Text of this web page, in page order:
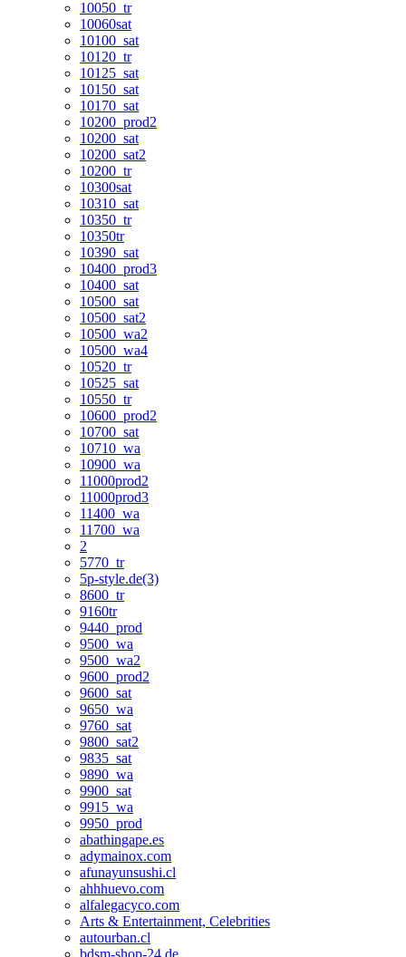
10050_tr
10060sat
10100_sat
10120_tr
10125_sat
10150_sat
10170_sat
10200_prod2
10200_sat
10200_sat2
10200_tr
10300sat
10310_sat
10350_tr
10350tr
10390_sat
10400_prod3
10400_sat
10500_sat
10500_sat2
10500_wa2
10500_wa4
10520_tr
10525_sat
10550_tr
10600_prod2
10700_sat
10710_wa
10900_wa
11000prod2
11000prod3
11400_wa
11700_wa
2
5770_tr
5p-style.de(3)
8600_tr
9160tr
9440_prod
9500_wa
9500_wa2
9600_prod2
9600_sat
9650_wa
9760_sat
9800_sat2
9835_sat
9890_wa
9900_sat
9915_wa
9950_prod
abathingape.es
adymainox.com
afunayunsushi.cl
ahhhuevo.com
alfalegacyco.com
Arts & Entertainment, Celebrities
autourban.cl
bdsm-shop-24.de